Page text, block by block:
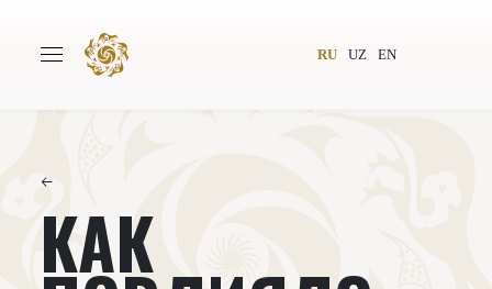
RU UZ EN
Авторы
←
КАК